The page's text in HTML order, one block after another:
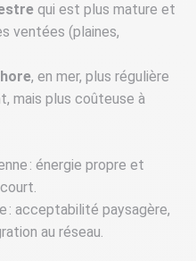
qui est plus mature et
ventées (plaines,
, en mer, plus régulière
mais plus coûteuse à
: énergie propre et
: acceptabilité paysagère,
au réseau.